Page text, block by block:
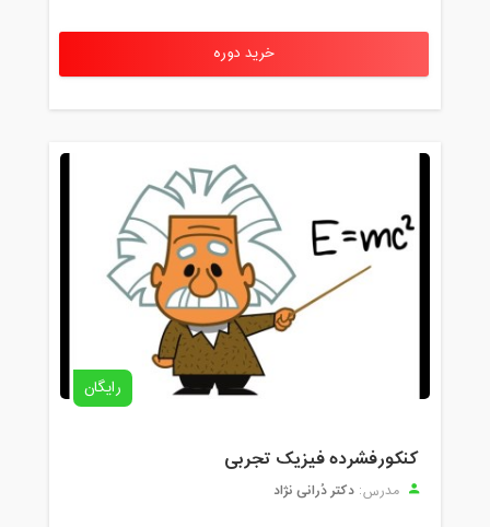
خرید دوره
رایگان
کنکورفشرده فیزیک تجربی
مدرس: دکتر دُرانی نژاد